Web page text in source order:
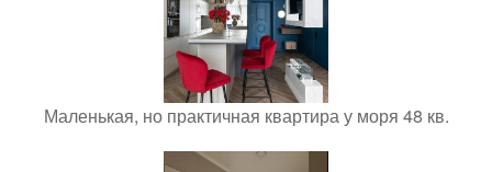
Маленькая, но практичная квартира у моря 48 кв.